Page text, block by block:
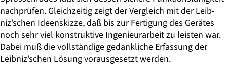
nachprüfen. Gleichzeitig zeigt der Vergleich mit der Leib­
niz’schen Ideenskizze, daß bis zur Fertigung des Gerätes
noch sehr viel konstruktive Ingenieurarbeit zu leisten war.
Dabei muß die vollständige gedankliche Erfassung der
Leibniz’schen Lösung vorausgesetzt werden.